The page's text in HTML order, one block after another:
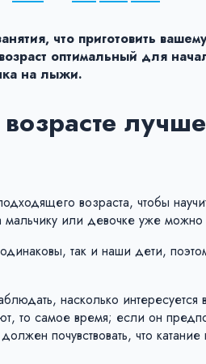
что приготовить
оптимальный для
на лыжи.
возраста, чтобы
мальчику или девочке уже
так и наши дети,
насколько
то самое время; если он
почувствовать, что